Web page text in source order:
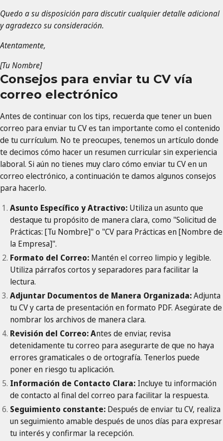
Quedo a su disposición para discutir cualquier detalle adicional
y agradezco su consideración.
Atentamente,
[Tu Nombre]
Consejos para enviar tu CV vía
correo electrónico
Antes de continuar con los tips, recuerda que tener un buen
correo para enviar tu CV es tan importante como el contenido
de tu currículum. No te preocupes, tenemos un artículo donde
te decimos cómo hacer un resumen curricular sin experiencia
laboral. Si aún no tienes muy claro cómo enviar tu CV en un
correo electrónico, a continuación te damos algunos consejos
para hacerlo.
Asunto Específico y Atractivo: Utiliza un asunto que
destaque tu propósito de manera clara, como "Solicitud de
Prácticas: [Tu Nombre]" o "CV para Prácticas en [Nombre de
la Empresa]".
Formato del Correo: Mantén el correo limpio y legible.
Utiliza párrafos cortos y separadores para facilitar la
lectura.
Adjuntar Documentos de Manera Organizada:Adjunta
tu CV y carta de presentación en formato PDF. Asegúrate de
nombrar los archivos de manera clara.
Revisión del Correo: Antes de enviar, revisa
detenidamente tu correo para asegurarte de que no haya
errores gramaticales o de ortografía. Tenerlos puede
poner en riesgo tu aplicación.
Información de Contacto Clara: Incluye tu información
de contacto al final del correo para facilitar la respuesta.
Seguimiento constante: Después de enviar tu CV, realiza
un seguimiento amable después de unos días para expresar
tu interés y confirmar la recepción.